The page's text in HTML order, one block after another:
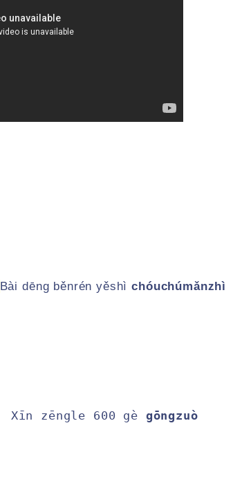
Bài dēng běnrén yěshìchóuchúmǎnzhì
Xīn zēngle 600 gè gōngzuò